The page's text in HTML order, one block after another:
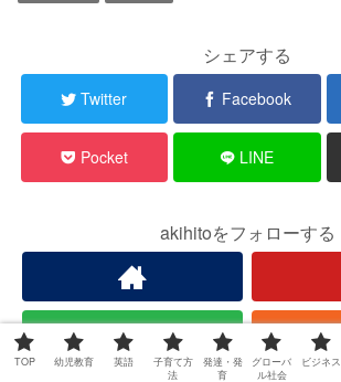
シェアする
Twitter Facebook
Pocket LINE
akihitoをフォローする
TOP 幼児教育 英語
子育て方
法
発達・発
育
グローバ
ル社会
ビジネス